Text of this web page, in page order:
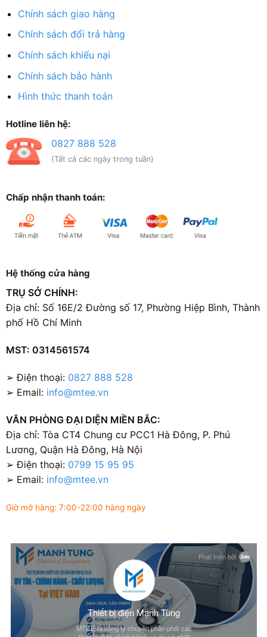
Chính sách giao hàng
Chính sách đổi trả hàng
Chính sách khiếu nại
Chính sách bảo hành
Hình thức thanh toán
Hotline liên hệ:
0827 888 528
(Tất cả các ngày trong tuần)
Chấp nhận thanh toán:
Hệ thống cửa hàng
TRỤ SỞ CHÍNH:
Địa chỉ: Số 16E/2 Đường số 17, Phường Hiệp Bình, Thành
phố Hồ Chí Minh
MST: 0314561574
➢ Điện thoại: 0827 888 528
➢ Email: info@mtee.vn
VĂN PHÒNG ĐẠI DIỆN MIỀN BẮC:
Địa chỉ: Tòa CT4 Chung cư PCC1 Hà Đông, P. Phú
Lương, Quận Hà Đông, Hà Nội
➢ Điện thoại: 0799 15 95 95
➢ Email: info@mtee.vn
Giờ mở hàng: 7:00-22:00 hàng ngày